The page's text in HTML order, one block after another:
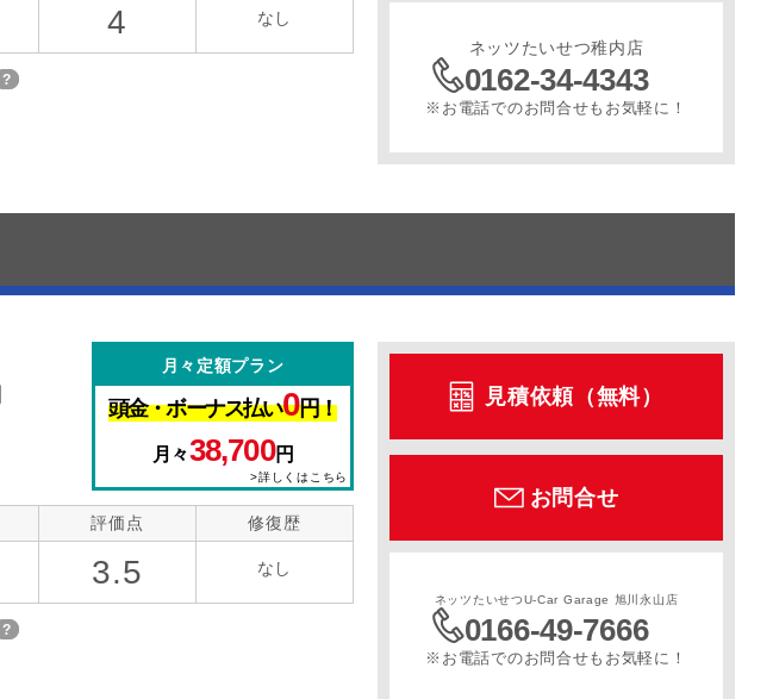
4 なし
ネッツたいせつ稚内店
0162-34-4343
※お電話でのお問合せもお気軽に！
月々定額プラン
頭金・ボーナス払い0円！
月々38,700円
>詳しくはこちら
評価点
3.5
修復歴
なし
見積依頼（無料）
お問合せ
ネッツたいせつU-Car Garage 旭川永山店
0166-49-7666
※お電話でのお問合せもお気軽に！